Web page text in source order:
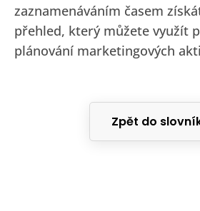
zaznamenáváním časem
přehled, který můžete využít
plánování marketingových
Zpět do